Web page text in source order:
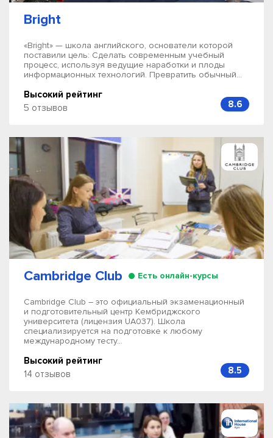
Bright
«Bright» — школа английского, основатели которой
поставили цель: Сделать современным учебный
процесс, используя ведущие наработки и плоды
информационных технологий. Превратить обычный...
Высокий рейтинг
5 отзывов
8.6
Cambridge Club Есть онлайн-курсы
Cambridge Club – это официальный экзаменационный
и подготовительный центр Кембриджского
университета (лицензия UA037). Школа
специализируется на подготовке к любому
международному тесту...
Высокий рейтинг
14 отзывов
8.5